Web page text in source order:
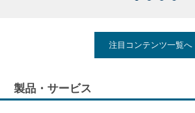
注目コンテンツ一覧へ
製品・サービス